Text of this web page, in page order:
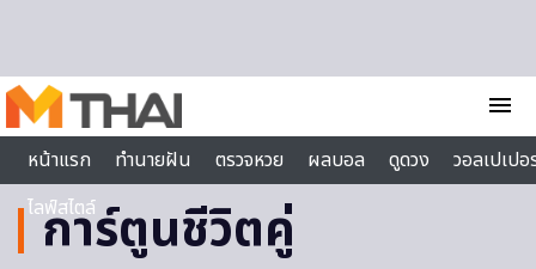
menu
หน้าแรก
ทำนายฝัน ตรวจหวย ผลบอล ดูดวง
วอลเปเป
ไลฟ์สไตล์
การ์ตูนชีวิตคู่